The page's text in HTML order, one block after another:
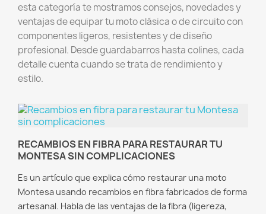
esta categoría te mostramos consejos, novedades y
ventajas de equipar tu moto clásica o de circuito con
componentes ligeros, resistentes y de diseño
profesional. Desde guardabarros hasta colines, cada
detalle cuenta cuando se trata de rendimiento y
estilo.
RECAMBIOS EN FIBRA PARA RESTAURAR TU
MONTESA SIN COMPLICACIONES
Es un artículo que explica cómo restaurar una moto
Montesa usando recambios en fibra fabricados de forma
artesanal. Habla de las ventajas de la fibra (ligereza,